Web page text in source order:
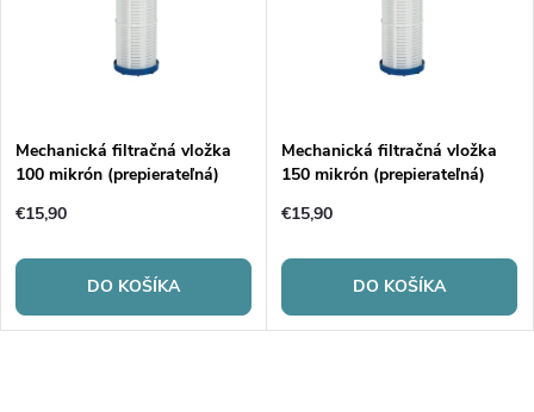
Mechanická filtračná vložka
100 mikrón (prepierateľná)
€15,90
DO KOŠÍKA
Mechanická filtračná vložka
150 mikrón (prepierateľná)
€15,90
DO KOŠÍKA